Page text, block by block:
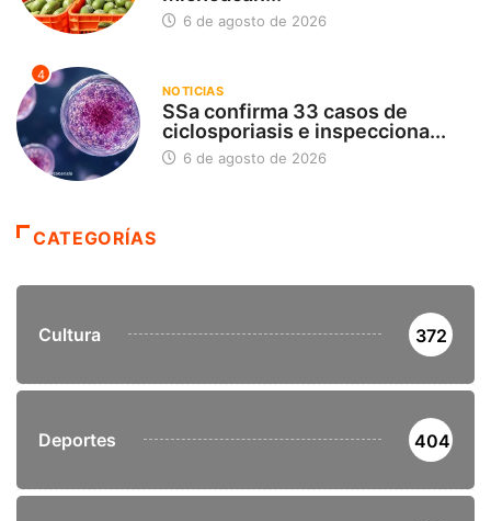
6 de agosto de 2026
4
NOTICIAS
SSa confirma 33 casos de
ciclosporiasis e inspecciona...
6 de agosto de 2026
CATEGORÍAS
Cultura 372
Deportes 404